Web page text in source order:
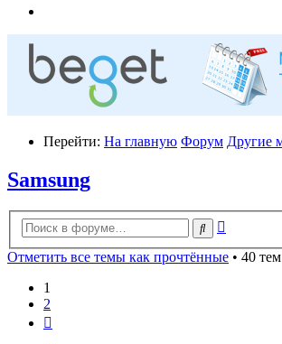
Перейти: На главную Форум Другие
Samsung
Поиск
Отметить все темы как прочтённые • 40 тем
1
2